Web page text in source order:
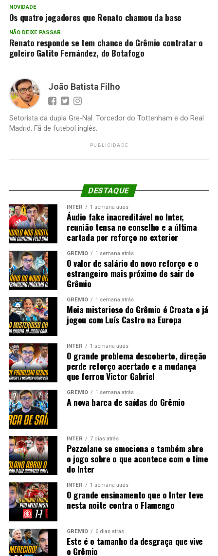
NOVIDADE
Os quatro jogadores que Renato chamou da base
NÃO DEIXE PASSAR
Renato responde se tem chance do Grêmio contratar o
goleiro Gatito Fernández, do Botafogo
João Batista Filho
Setorista da dupla Gre-Nal. Torcedor do Tottenham e do Real
Madrid. Fã de futebol inglês.
PUBLICIDADE
DESTAQUE
INTER 1 semana atrás
Áudio fake inacreditável no Inter,
reunião tensa no conselho e a última
cartada por reforço no exterior
GRÊMIO 1 semana atrás
O valor de salário do novo reforço e o
estrangeiro mais próximo de sair do
Grêmio
GRÊMIO 1 semana atrás
Meia misterioso do Grêmio é Croata e já
jogou com Luís Castro na Europa
INTER 1 semana atrás
O grande problema descoberto, direção
perde reforço acertado e a mudança
que ferrou Victor Gabriel
GRÊMIO 1 semana atrás
A nova barca de saídas do Grêmio
INTER 7 dias atrás
Pezzolano se emociona e também abre
o jogo sobre o que acontece com o time
do Inter
INTER 1 semana atrás
O grande ensinamento que o Inter teve
nesta noite contra o Flamengo
GRÊMIO 6 dias atrás
Este é o tamanho da desgraça que vive
o Grêmio